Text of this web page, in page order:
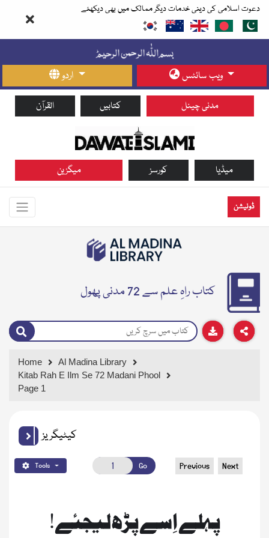
دعوت اسلامی کی دینی خدمات دیگر ممالک میں بھی دیکھئے
اردو ویب سائٹس
القرآن کتابیں مدنی چینل
میگزین کورسز میڈیا
ڈونیشن
کتاب راہِ علم سے 72 مدنی پھول
Home
Al Madina Library
Kitab Rah E Ilm Se 72 Madani Phool
Page 1
کیٹیگریز
Tools Go Previous Next
پہلے اِسے پڑھ لیجئے!